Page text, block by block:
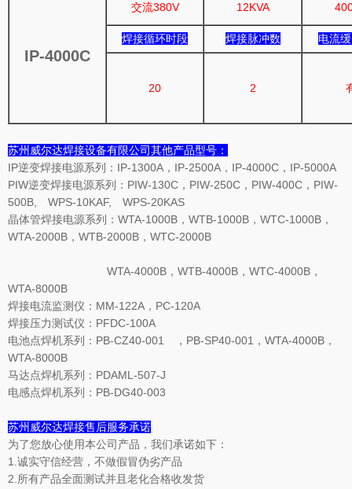
IP-4000C
交流380V 12KVA
焊接循环时段 焊接脉冲数 电流
20 2
苏州威尔达焊接设备有限公司其他产品型号：
IP逆变焊接电源系列：IP-1300A，IP-2500A，IP-4000C，IP-5000A
PIW逆变焊接电源系列：PIW-130C，PIW-250C，PIW-400C，PIW-
500B, WPS-10KAF, WPS-20KAS
晶体管焊接电源系列：WTA-1000B，WTB-1000B，WTC-1000B，
WTA-2000B，WTB-2000B，WTC-2000B
WTA-4000B，WTB-4000B，WTC-4000B，
WTA-8000B
焊接电流监测仪：MM-122A，PC-120A
焊接压力测试仪：PFDC-100A
电池点焊机系列：PB-CZ40-001 ，PB-SP40-001，WTA-4000B，
WTA-8000B
马达点焊机系列：PDAML-507-J
电感点焊机系列：PB-DG40-003
苏州威尔达焊接售后服务承诺
为了您放心使用本公司产品，我们承诺如下：
1.诚实守信经营，不做假冒伪劣产品
2.所有产品全面测试并且老化合格收发货